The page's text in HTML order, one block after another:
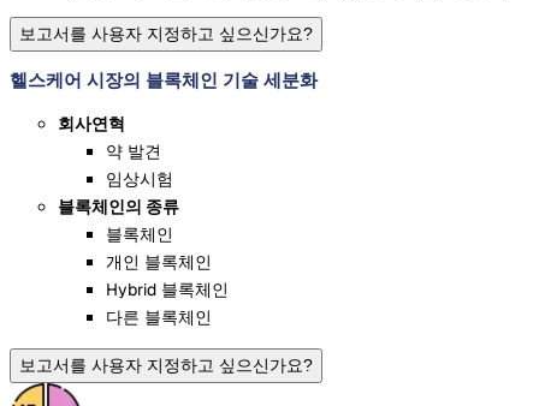
보고서를 사용자 지정하고 싶으신가요?
헬스케어 시장의 블록체인 기술 세분화
회사연혁
약 발견
임상시험
블록체인의 종류
블록체인
개인 블록체인
Hybrid 블록체인
다른 블록체인
보고서를 사용자 지정하고 싶으신가요?